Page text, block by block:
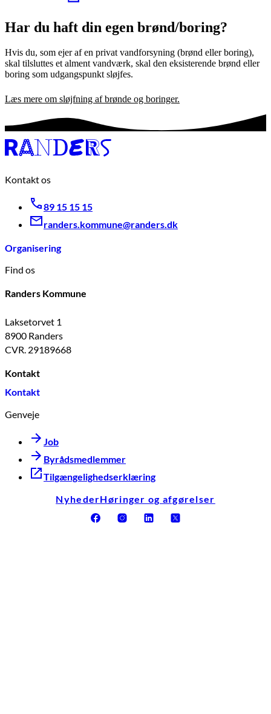
Har du haft din egen brønd/boring?
Hvis du, som ejer af en privat vandforsyning (brønd eller boring),
skal tilsluttes et alment vandværk, skal den eksisterende brønd eller
boring som udgangspunkt sløjfes.
Læs mere om sløjfning af brønde og boringer.
Kontakt os
89 15 15 15
randers.kommune@randers.dk
Organisering
Find os
Randers Kommune
Laksetorvet 1
8900 Randers
CVR. 29189668
Kontakt
Kontakt
Genveje
Job
Byrådsmedlemmer
Tilgængelighedserklæring
NyhederHøringer og afgørelser